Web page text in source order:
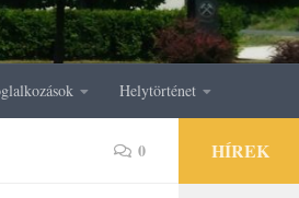
Helytörténet
0 HÍREK